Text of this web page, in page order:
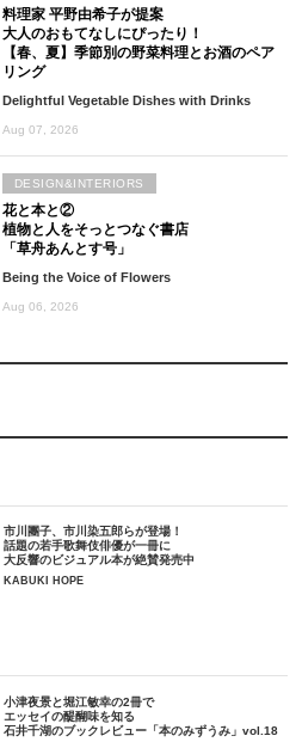
料理家 平野由希子が提案
大人のおもてなしにぴったり！
【春、夏】季節別の野菜料理とお酒のペア
リング
Delightful Vegetable Dishes with Drinks
Aug 07, 2026
花と本と②
植物と人をそっとつなぐ書店
「草舟あんとす号」
Being the Voice of Flowers
Aug 06, 2026
DESIGN&INTERIORS
市川團子、市川染五郎らが登場！
話題の若手歌舞伎俳優が一冊に
大反響のビジュアル本が絶賛発売中
KABUKI HOPE
小津夜景と堀江敏幸の2冊で
エッセイの醍醐味を知る
石井千湖のブックレビュー「本のみずうみ」vol.18